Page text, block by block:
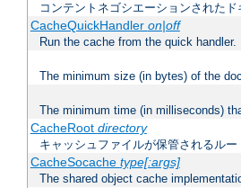
コンテントネゴシエーションされた
CacheQuickHandler on|off
Run the cache from the quick handler.
The minimum size (in bytes) of the
The minimum time (in milliseconds)
CacheRoot directory
キャッシュファイルが保管されるルー
CacheSocache type[:args]
The shared object cache